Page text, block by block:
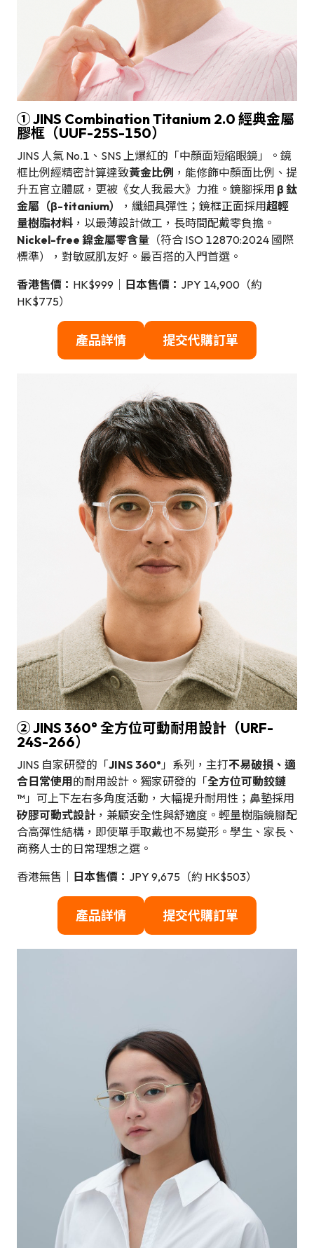
① JINS Combination Titanium 2.0 經典金屬
膠框（UUF-25S-150）
JINS 人氣 No.1、SNS 上爆紅的「中顏面短縮眼鏡」。鏡
框比例經精密計算達致黃金比例 ，能修飾中顏面比例、提
升五官立體感，更被《女人我最大》力推。鏡腳採用 β 鈦
金屬（β-titanium）
，纖細具彈性；鏡框正面採用超輕
量樹脂材料 ，以最薄設計做工，長時間配戴零負擔。
Nickel-free 鎳金屬零含量 （符合 ISO 12870:2024 國際
標準），對敏感肌友好。最百搭的入門首選。
香港售價： HK$999｜ 日本售價： JPY 14,900（約
HK$775）
產品詳情 提交代購訂單
② JINS 360° 全方位可動耐用設計（URF-
24S-266）
JINS 自家研發的「JINS 360° 」系列，主打不易破損、適
合日常使用的耐用設計。獨家研發的「全方位可動鉸鏈
™ 」可上下左右多角度活動，大幅提升耐用性；鼻墊採用
矽膠可動式設計 ，兼顧安全性與舒適度。輕量樹脂鏡腳配
合高彈性結構，即使單手取戴也不易變形。學生、家長、
商務人士的日常理想之選。
香港無售｜ 日本售價： JPY 9,675（約 HK$503）
產品詳情 提交代購訂單